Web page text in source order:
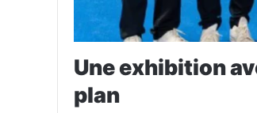
Une exhibition
plan